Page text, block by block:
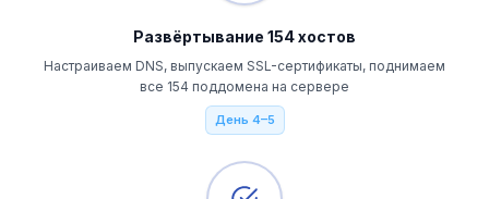
Развёртывание 154 хостов
Настраиваем DNS, выпускаем SSL-сертификаты, поднимаем
все 154 поддомена на сервере
День 4–5